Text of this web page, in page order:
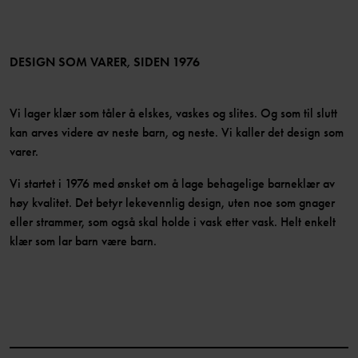
Bli medlem
DESIGN SOM VARER, SIDEN 1976
Vi lager klær som tåler å elskes, vaskes og slites. Og som til slutt
kan arves videre av neste barn, og neste. Vi kaller det design som
varer.
Vi startet i 1976 med ønsket om å lage behagelige barneklær av
høy kvalitet. Det betyr lekevennlig design, uten noe som gnager
eller strammer, som også skal holde i vask etter vask. Helt enkelt
klær som lar barn være barn.